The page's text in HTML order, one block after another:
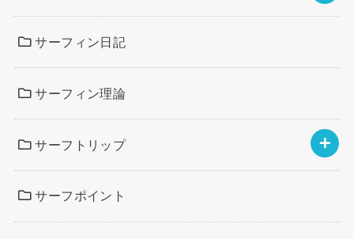
サーフィン日記
サーフィン理論
サーフトリップ
サーフポイント